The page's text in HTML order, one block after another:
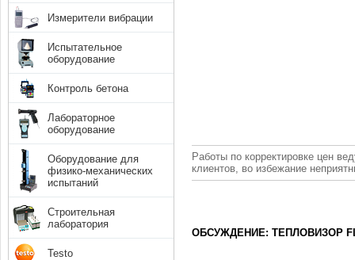
Работы по корректировке цен
клиентов, во избежание
ОБСУЖДЕНИЕ: ТЕПЛОВИЗОР
Измерители вибрации
Испытательное
оборудование
Контроль бетона
Лабораторное
оборудование
Оборудование для
физико-механических
испытаний
Строительная
лаборатория
Testo